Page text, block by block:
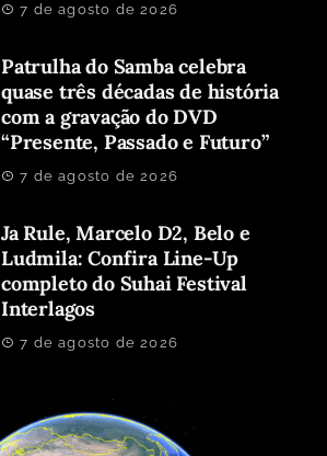
7 de agosto de 2026
Patrulha do Samba celebra
quase três décadas de história
com a gravação do DVD
“Presente, Passado e Futuro”
7 de agosto de 2026
Ja Rule, Marcelo D2, Belo e
Ludmila: Confira Line-Up
completo do Suhai Festival
Interlagos
7 de agosto de 2026